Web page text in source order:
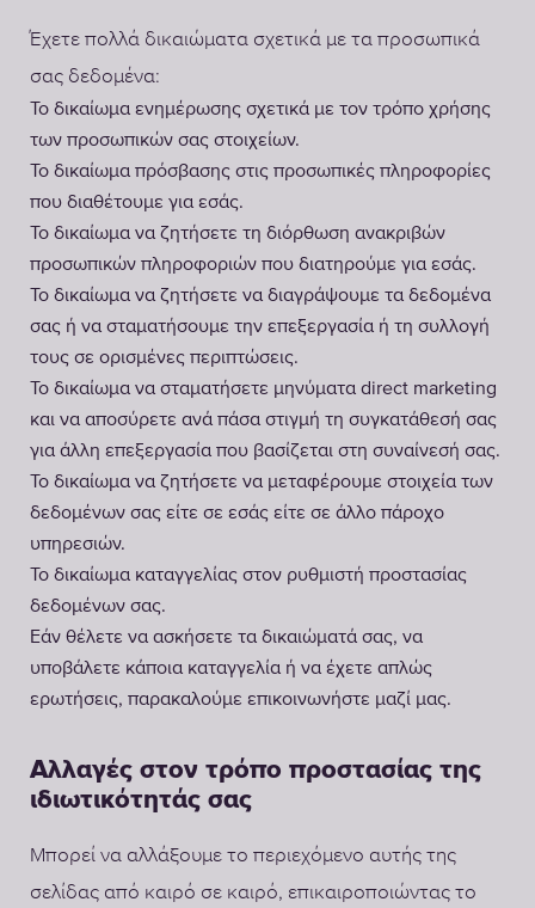
Έχετε πολλά δικαιώματα σχετικά με τα προσωπικά
σας δεδομένα:
Το δικαίωμα ενημέρωσης σχετικά με τον τρόπο χρήσης
των προσωπικών σας στοιχείων.
Το δικαίωμα πρόσβασης στις προσωπικές πληροφορίες
που διαθέτουμε για εσάς.
Το δικαίωμα να ζητήσετε τη διόρθωση ανακριβών
προσωπικών πληροφοριών που διατηρούμε για εσάς.
Το δικαίωμα να ζητήσετε να διαγράψουμε τα δεδομένα
σας ή να σταματήσουμε την επεξεργασία ή τη συλλογή
τους σε ορισμένες περιπτώσεις.
Το δικαίωμα να σταματήσετε μηνύματα direct marketing
και να αποσύρετε ανά πάσα στιγμή τη συγκατάθεσή σας
για άλλη επεξεργασία που βασίζεται στη συναίνεσή σας.
Το δικαίωμα να ζητήσετε να μεταφέρουμε στοιχεία των
δεδομένων σας είτε σε εσάς είτε σε άλλο πάροχο
υπηρεσιών.
Το δικαίωμα καταγγελίας στον ρυθμιστή προστασίας
δεδομένων σας.
Εάν θέλετε να ασκήσετε τα δικαιώματά σας, να
υποβάλετε κάποια καταγγελία ή να έχετε απλώς
ερωτήσεις, παρακαλούμε επικοινωνήστε μαζί μας.
Αλλαγές στον τρόπο προστασίας της
ιδιωτικότητάς σας
Μπορεί να αλλάξουμε το περιεχόμενο αυτής της
σελίδας από καιρό σε καιρό, επικαιροποιώντας το